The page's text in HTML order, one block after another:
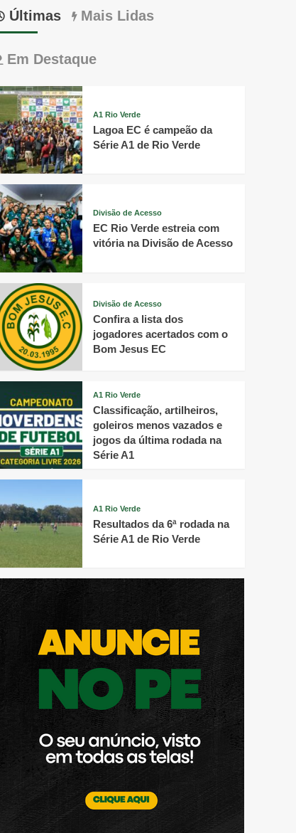
Últimas Mais Lidas
Em Destaque
A1 Rio Verde
Lagoa EC é campeão da
Série A1 de Rio Verde
Divisão de Acesso
EC Rio Verde estreia com
vitória na Divisão de Acesso
Divisão de Acesso
Confira a lista dos
jogadores acertados com o
Bom Jesus EC
A1 Rio Verde
Classificação, artilheiros,
goleiros menos vazados e
jogos da última rodada na
Série A1
A1 Rio Verde
Resultados da 6ª rodada na
Série A1 de Rio Verde